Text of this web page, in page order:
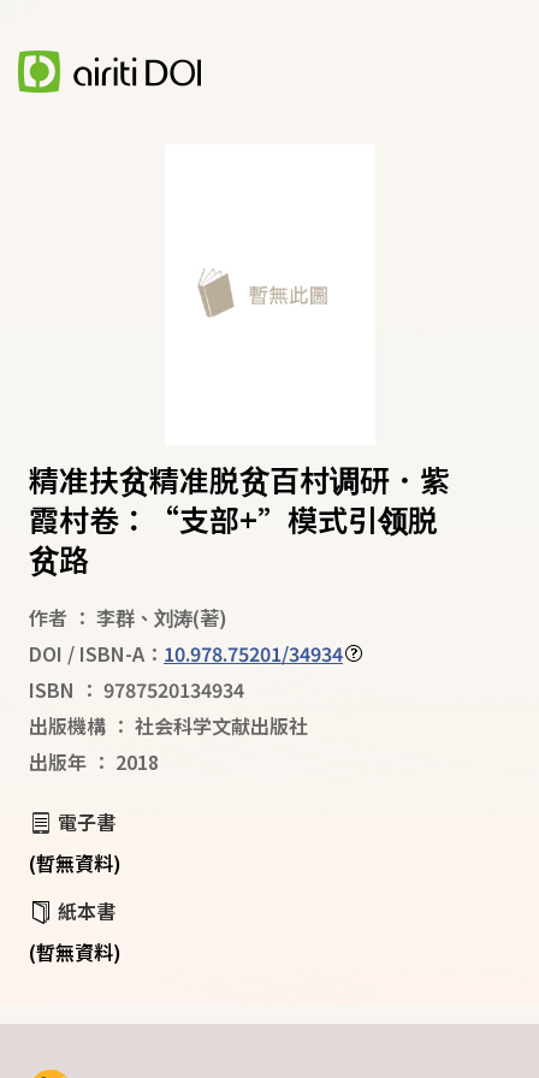
精准扶贫精准脱贫百村调研．紫
霞村卷：“支部+”模式引领脱
贫路
作者 ： 李群 、 刘涛(著)
DOI / ISBN-A： 10.978.75201/34934
ISBN ： 9787520134934
出版機構 ： 社会科学文献出版社
出版年 ： 2018
電子書
(暫無資料)
紙本書
(暫無資料)